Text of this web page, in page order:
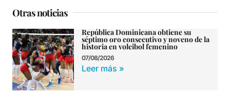
Otras noticias
República Dominicana obtiene su
séptimo oro consecutivo y noveno de la
historia en voleibol femenino
07/08/2026
Leer más »